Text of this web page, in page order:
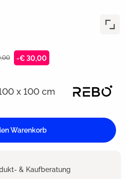
-€ 30,00
x 100 cm
Warenkorb
& Kaufberatung